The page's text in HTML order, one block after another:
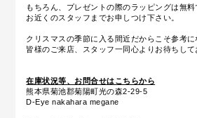
もちろん、プレゼントの際のラッピングは無料
お近くのスタッフまでお申しつけ下さい。
クリスマスの季節に入る間近だからこそ参考に
皆様のご来店、スタッフ一同心よりお待ちして
在庫状況等、お問合せはこちらから
熊本県菊池郡菊陽町光の森2-29-5
D-Eye nakahara megane